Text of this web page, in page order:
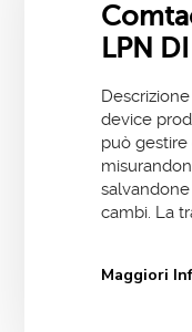
LPN DI
device
può
cambi. La
Maggiori